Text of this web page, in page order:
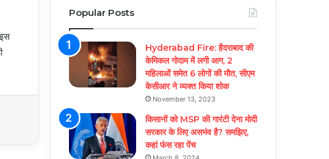
Popular Posts
Hyderabad Fire: हैदराबाद की
केमिकल गोदाम में लगी आग, 2
महिलाओं समेत 6 लोगों की मौत, सीएम
केसीआर ने व्यक्त किया शोक
November 13, 2023
किसानों को MSP की गारंटी देना मोदी
सरकार के लिए असभंव है? समझिए,
कहां फंस रहा पेंच